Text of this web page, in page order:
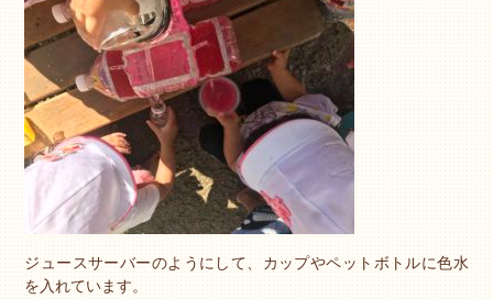
ジュースサーバーのようにして、カップやペットボトルに色水
を入れています。